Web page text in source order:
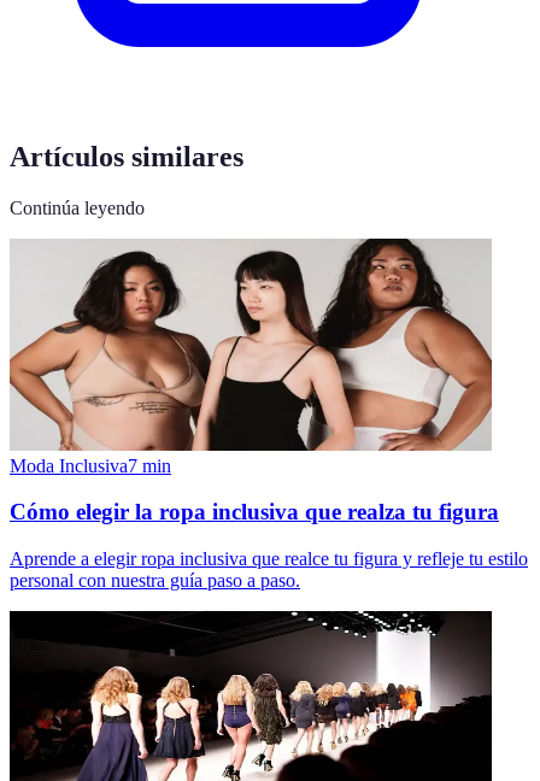
Artículos similares
Continúa leyendo
Moda Inclusiva7 min
Cómo elegir la ropa inclusiva que realza tu figura
Aprende a elegir ropa inclusiva que realce tu figura y refleje tu estilo
personal con nuestra guía paso a paso.